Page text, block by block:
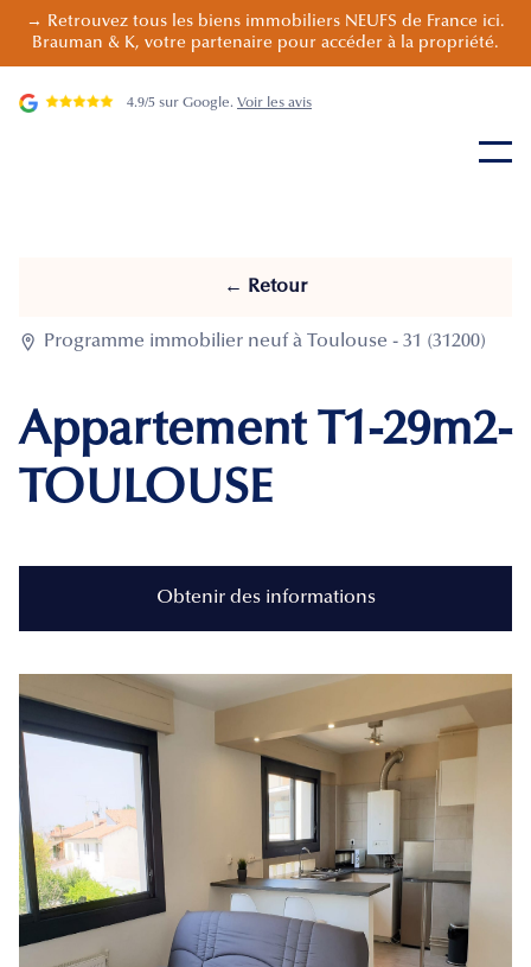
→ Retrouvez tous les biens immobiliers NEUFS de France ici.
Brauman & K, votre partenaire pour accéder à la propriété.
4.9/5 sur Google. Voir les avis
← Retour
 Programme immobilier neuf à Toulouse - 31 (31200)
Appartement T1-29m2-
TOULOUSE
Obtenir des informations